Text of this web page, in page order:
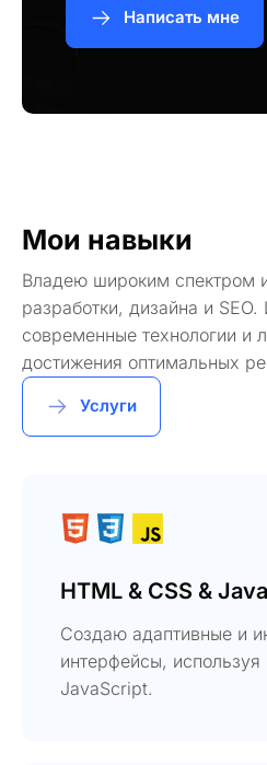
Написать мне
Мои навыки
Владею широким спектром
разработки, дизайна и
современные технологии и
достижения оптимальных
Услуги
HTML & CSS &
Создаю адаптивные и
интерфейсы, используя
JavaScript.